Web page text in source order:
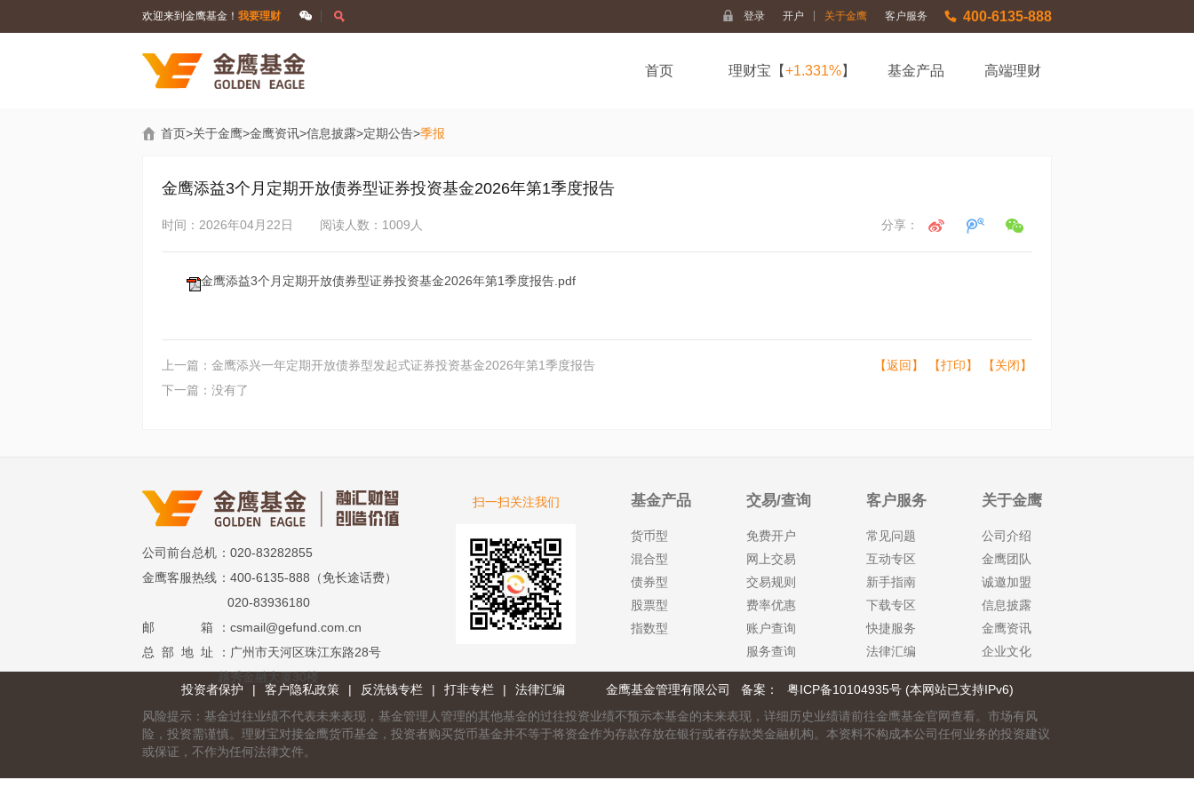
欢迎来到金鹰基金！ 我要理财 登录 开户 关于金鹰 客户服务 400-6135-888
首页 理财宝【+1.331%】 基金产品 高端理财
首页>关于金鹰>金鹰资讯>信息披露>定期公告>季报
金鹰添益3个月定期开放债券型证券投资基金2026年第1季度报告
分享：
时间：2026年04月22日 阅读人数：1009人
金鹰添益3个月定期开放债券型证券投资基金2026年第1季度报告.pdf
【返回】 【打印】 【关闭】
上一篇：金鹰添兴一年定期开放债券型发起式证券投资基金2026年第1季度报告
下一篇：没有了
公司前台总机 ：020-83282855
金鹰客服热线 ：400-6135-888（免长途话费）
020-83936180
邮 箱
：csmail@gefund.com.cn
总 部 地 址
：广州市天河区珠江东路28号
越秀金融大厦30楼
扫一扫关注我们 基金产品
货币型
混合型
债券型
股票型
指数型
交易/查询
免费开户
网上交易
交易规则
费率优惠
账户查询
服务查询
客户服务
常见问题
互动专区
新手指南
下载专区
快捷服务
法律汇编
关于金鹰
公司介绍
金鹰团队
诚邀加盟
信息披露
金鹰资讯
企业文化
投资者保护 | 客户隐私政策 | 反洗钱专栏 | 打非专栏 | 法律汇编 金鹰基金管理有限公司 备案：
粤ICP备10104935号 (本网站已支持IPv6)
风险提示：基金过往业绩不代表未来表现，基金管理人管理的其他基金的过往投资业绩不预示本基金的未来表现，详细历史业绩请前往金鹰基金官网查看。市场有风
险，投资需谨慎。理财宝对接金鹰货币基金，投资者购买货币基金并不等于将资金作为存款存放在银行或者存款类金融机构。本资料不构成本公司任何业务的投资建议
或保证，不作为任何法律文件。